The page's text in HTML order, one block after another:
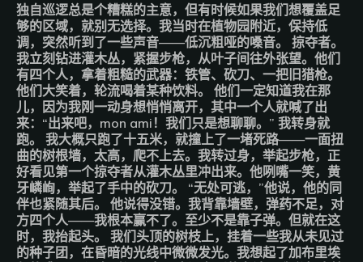
独自巡逻总是个糟糕的主意，但有时候如果我们想覆盖足
够的区域，就别无选择。我当时在植物园附近，保持低
调，突然听到了一些声音——低沉粗哑的嗓音。 掠夺者。
我立刻钻进灌木丛，紧握步枪，从叶子间往外张望。他们
有四个人，拿着粗糙的武器：铁管、砍刀、一把旧猎枪。
他们大笑着，轮流喝着某种饮料。 他们一定知道我在那
儿，因为我刚一动身想悄悄离开，其中一个人就喊了出
来：“出来吧，mon ami！我们只是想聊聊。” 我转身就
跑。 我大概只跑了十五米，就撞上了一堵死路——一面扭
曲的树根墙，太高，爬不上去。我转过身，举起步枪，正
好看见第一个掠夺者从灌木丛里冲出来。他咧嘴一笑，黄
牙嶙峋，举起了手中的砍刀。 “无处可逃，”他说，他的同
伴也紧随其后。 他说得没错。我背靠墙壁，弹药不足，对
方四个人——我根本赢不了。至少不是靠子弹。但就在这
时，我抬起头。 我们头顶的树枝上，挂着一些我从未见过
的种子团，在昏暗的光线中微微发光。我想起了加布里埃